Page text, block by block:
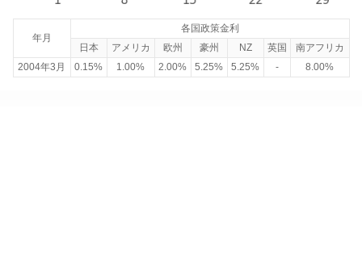
年月
各国政策金利
日本
アメリカ 欧州 豪州 NZ 英国
南アフリカ
2004年3月
0.15% 1.00% 2.00% 5.25% 5.25% - 8.00%